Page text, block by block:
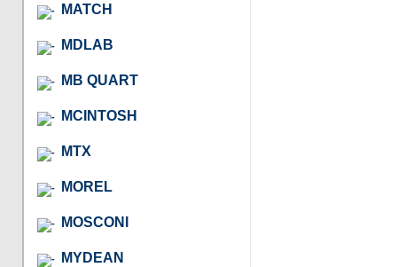
MATCH
MDLAB
MB QUART
MCINTOSH
MTX
MOREL
MOSCONI
MYDEAN